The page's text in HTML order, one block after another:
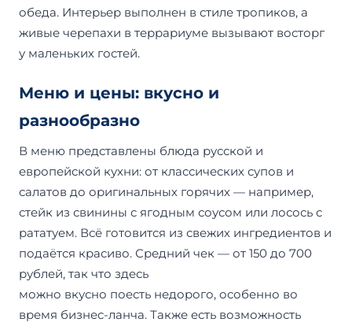
обеда. Интерьер выполнен в стиле тропиков, а
живые черепахи в террариуме вызывают восторг
у маленьких гостей.
Меню и цены: вкусно и
разнообразно
В меню представлены блюда русской и
европейской кухни: от классических супов и
салатов до оригинальных горячих — например,
стейк из свинины с ягодным соусом или лосось с
рататуем. Всё готовится из свежих ингредиентов и
подаётся красиво. Средний чек — от 150 до 700
рублей, так что здесь
можно вкусно поесть недорого, особенно во
время бизнес-ланча. Также есть возможность